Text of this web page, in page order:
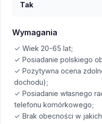
Tak
Wymagania
✓ Wiek 20-65 lat;
✓ Posiadanie polskiego
✓ Pozytywna ocena
dochodu);
✓ Posiadanie własnego
telefonu komórkowego;
✓ Brak obecności w